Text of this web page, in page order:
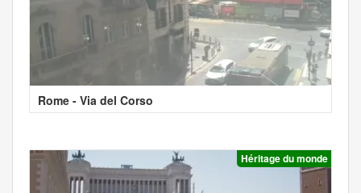
Rome - Via del Corso
Héritage du monde